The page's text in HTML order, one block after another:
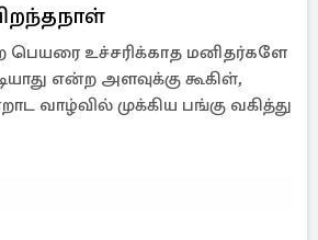
பெயரை உச்சரிக்காத மனிதர்களே
என்ற அளவுக்கு கூகிள்,
வாழ்வில் முக்கிய பங்கு வகித்து